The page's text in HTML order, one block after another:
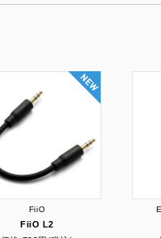
FiiO
FiiO L2